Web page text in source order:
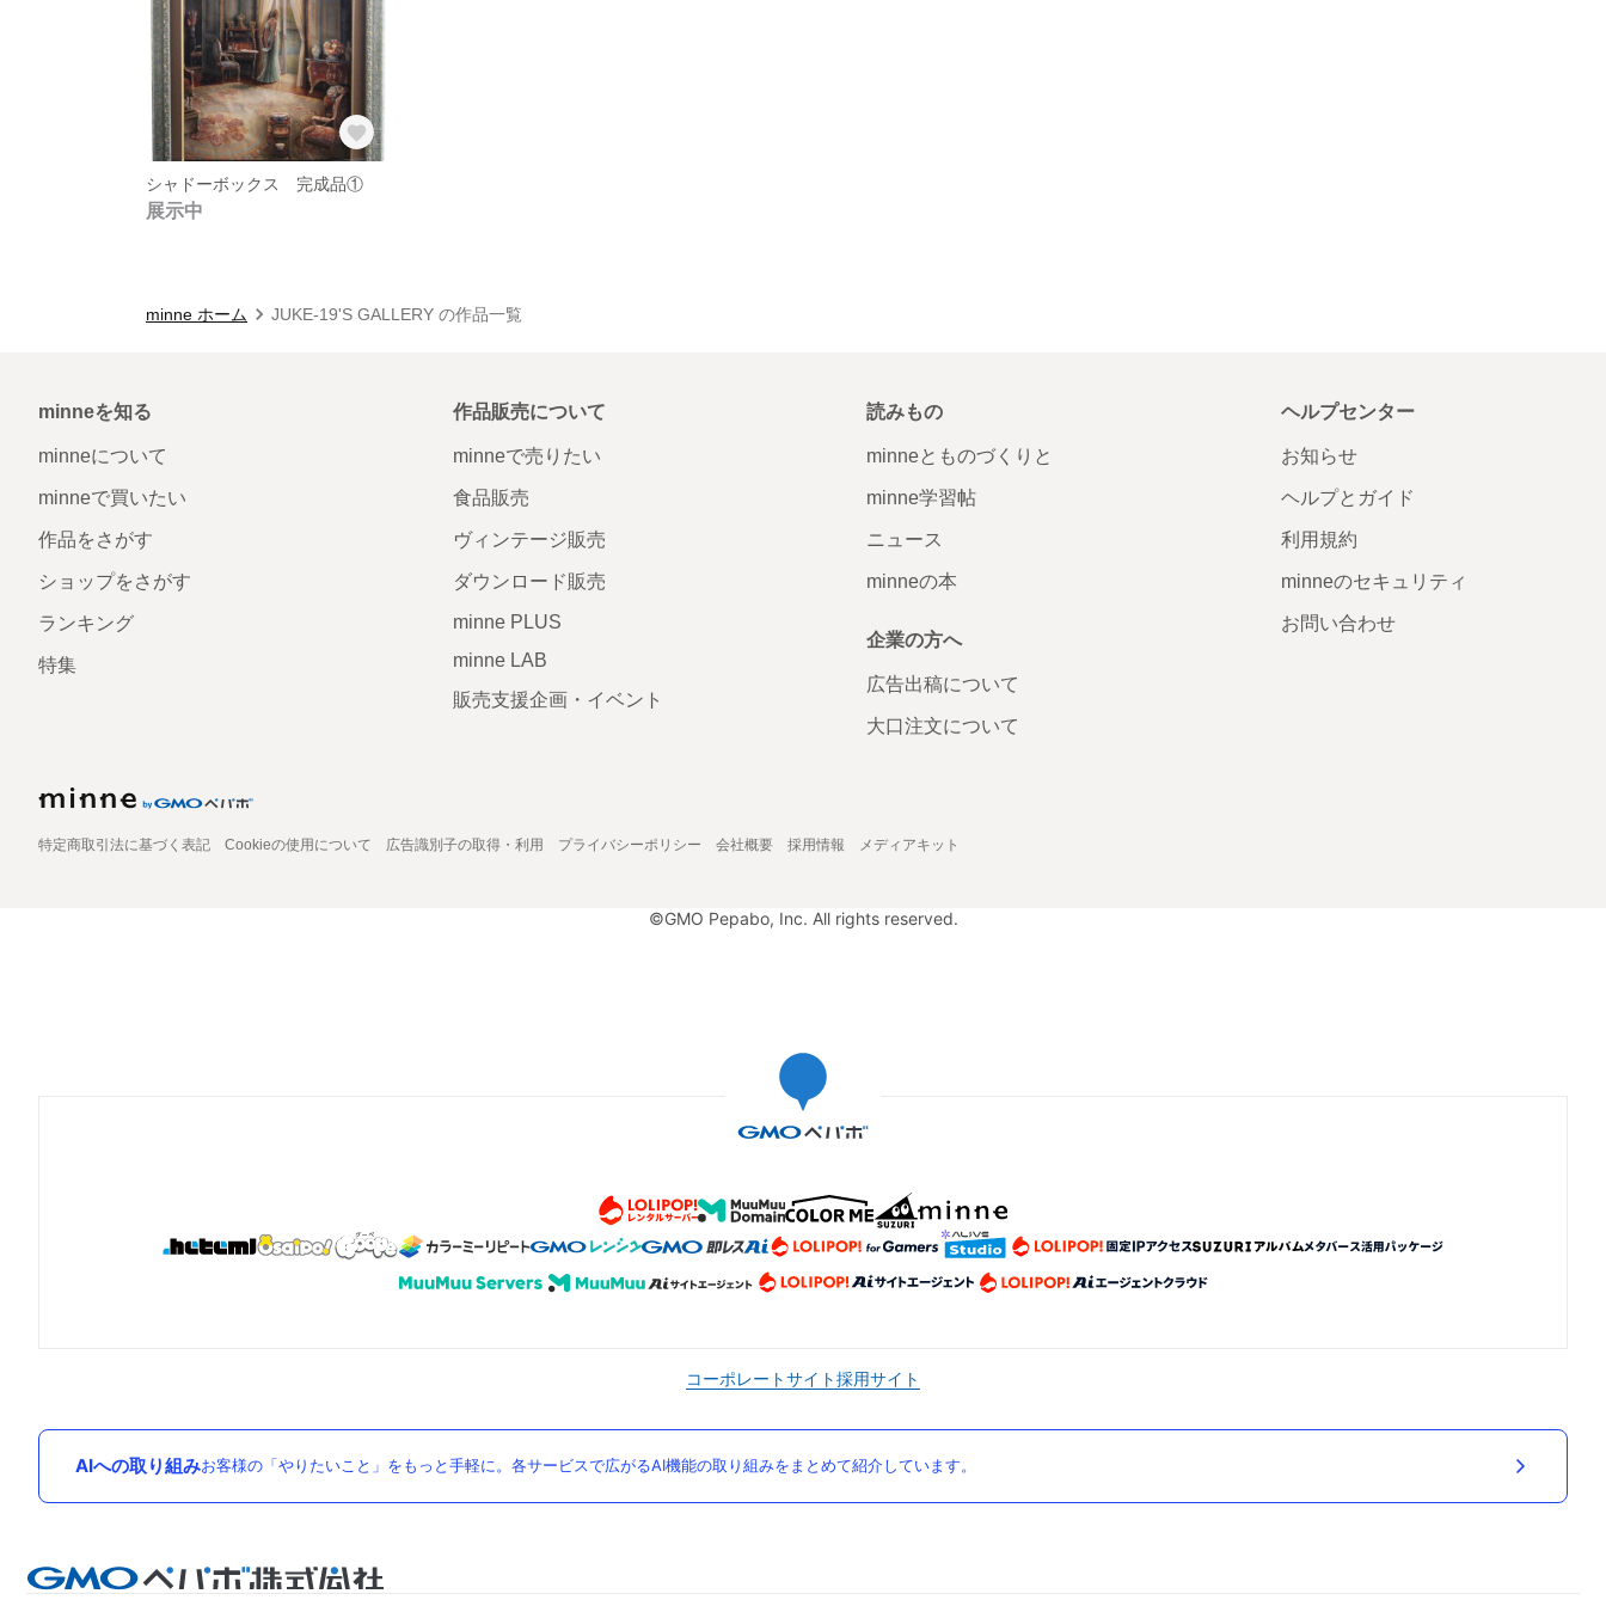
シャドーボックス 完成品①
展示中
minne ホーム JUKE-19'S GALLERY の作品一覧
minneを知る
minneについて
minneで買いたい
作品をさがす
ショップをさがす
ランキング
特集
作品販売について
minneで売りたい
食品販売
ヴィンテージ販売
ダウンロード販売
minne PLUS
minne LAB
販売支援企画・イベント
読みもの
minneとものづくりと
minne学習帖
ニュース
minneの本
企業の方へ
広告出稿について
大口注文について
ヘルプセンター
お知らせ
ヘルプとガイド
利用規約
minneのセキュリティ
お問い合わせ
特定商取引法に基づく表記 Cookieの使用について 広告識別子の取得・利用 プライバシーポリシー 会社概要 採用情報 メディアキット
©GMO Pepabo, Inc. All rights reserved.
コーポレートサイト採用サイト
AIへの取り組みお客様の「やりたいこと」をもっと手軽に。各サービスで広がるAI機能の取り組みをまとめて紹介しています。